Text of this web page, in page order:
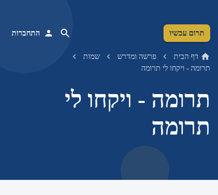
תרום עכשיו התחברות
דף הבית פרשה ומדרש
שמות
תרומה - ויקחו לי תרומה
תרומה - ויקחו לי
תרומה